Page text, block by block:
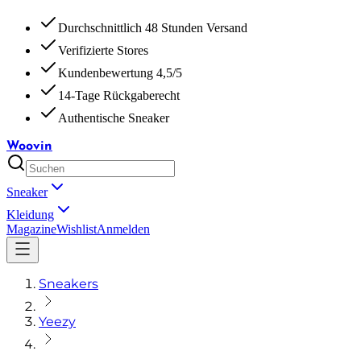
Durchschnittlich 48 Stunden Versand
Verifizierte Stores
Kundenbewertung 4,5/5
14-Tage Rückgaberecht
Authentische Sneaker
Woovin
Sneaker
Kleidung
MagazineWishlistAnmelden
Sneakers
Yeezy